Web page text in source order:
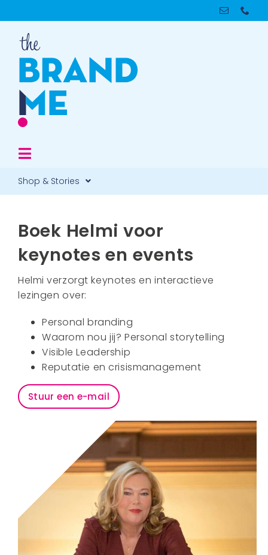
naar
inhoud
Toggle
Navigation
Over
Leadership & Reputation
Image & Presence
Contact
Shop & Stories
Books & E-books
Cases
Boek Helmi voor
keynotes en events
Helmi verzorgt keynotes en interactieve
lezingen over:
Personal branding
Waarom nou jij? Personal storytelling
Visible Leadership
Reputatie en crisismanagement
Stuur een e-mail